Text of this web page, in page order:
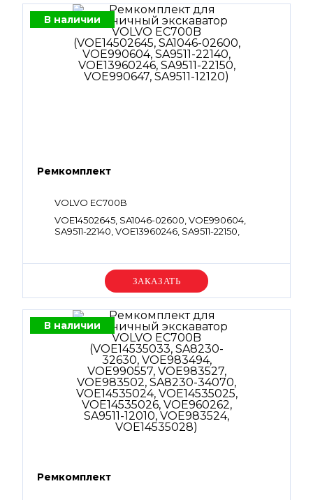
В наличии
Ремкомплект
VOLVO EC700B
VOE14502645, SA1046-02600, VOE990604,
SA9511-22140, VOE13960246, SA9511-22150,
Уточняйте цену
В наличии
Ремкомплект